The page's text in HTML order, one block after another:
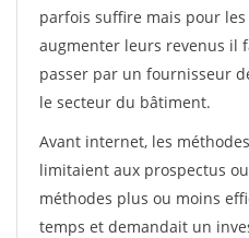
parfois suffire mais pour
augmenter leurs revenus il
passer par un fournisseur
le secteur du bâtiment.
Avant internet, les
limitaient aux prospectus
méthodes plus ou moins
temps et demandait un